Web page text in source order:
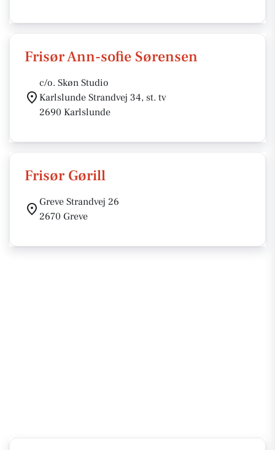
Frisør Ann-sofie Sørensen
c/o. Skøn Studio
Karlslunde Strandvej 34, st. tv
2690 Karlslunde
Frisør Gørill
Greve Strandvej 26
2670 Greve